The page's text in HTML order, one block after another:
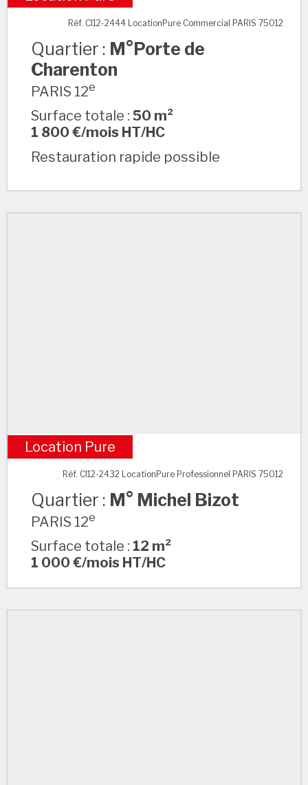
M°Porte de Charenton
Réf. CI12-2444 LocationPure Commercial PARIS 75012
Quartier : M°Porte de
Charenton
PARIS 12e
Surface totale :50 m²
1 800 €/mois HT/HC
Restauration rapide possible
M° Michel Bizot
Location Pure
Réf. CI12-2432 LocationPure Professionnel PARIS 75012
Quartier : M° Michel Bizot
PARIS 12e
Surface totale : 12 m²
1 000 €/mois HT/HC